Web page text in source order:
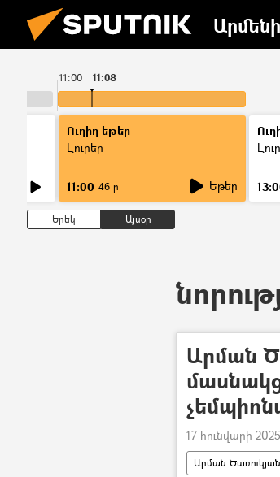
11:00 11:08
Ուղիղ եթեր
Լուրեր
11:00 46 ր Եթեր
Երեկ Այսօր
Արման
17 հունվարի
Արման Ծառուկյան